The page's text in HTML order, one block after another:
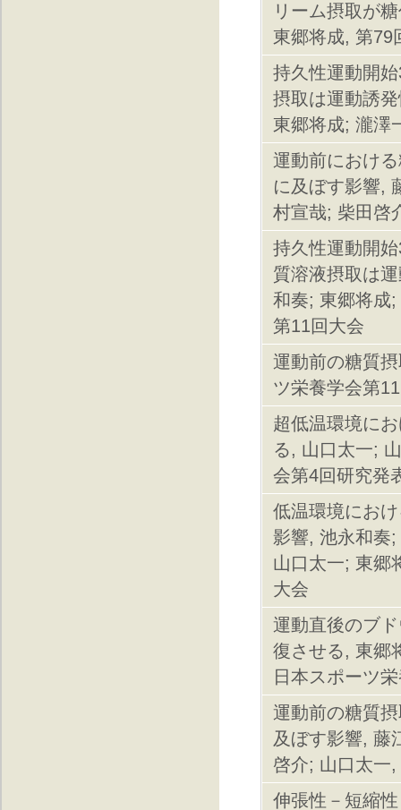
リーム摂取が
東郷将成, 第79
持久性運動開
摂取は運動誘
東郷将成; 瀧澤
運動前におけ
に及ぼす影響,
村宣哉; 柴田啓
持久性運動開
質溶液摂取は
和奏; 東郷将成
第11回大会
運動前の糖質
ツ栄養学会第
超低温環境に
る, 山口太一;
会第4回研究発
低温環境にお
影響, 池永和奏
山口太一; 東郷
大会
運動直後のブ
復させる, 東郷
日本スポーツ
運動前の糖質
及ぼす影響, 藤
啓介; 山口太一
伸張性－短縮